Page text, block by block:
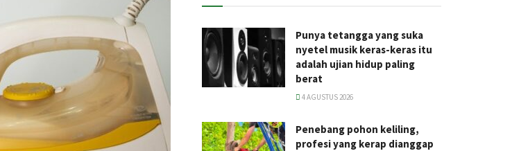
Punya tetangga yang suka
nyetel musik keras-keras itu
adalah ujian hidup paling
berat
4 AGUSTUS 2026
Penebang pohon keliling,
profesi yang kerap dianggap